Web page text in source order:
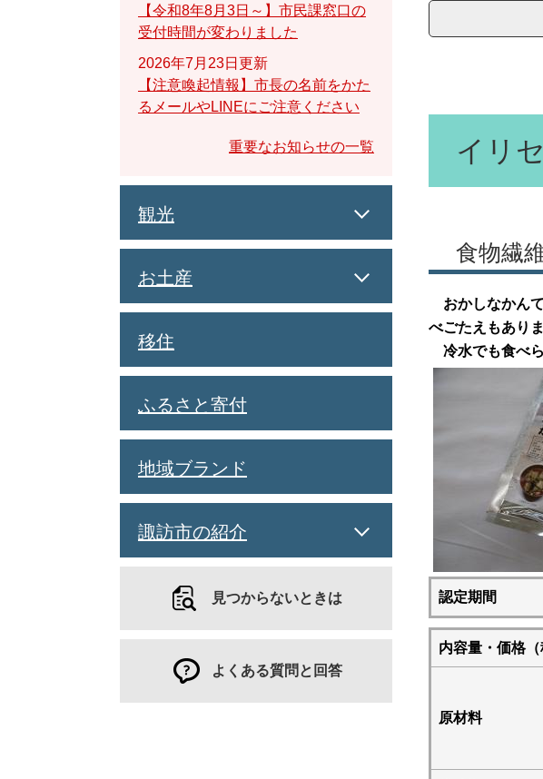
イリ
食物繊
おかしなかん
べごたえもありま
冷水でも食べら
認定期間
内容量・価格（
原材料
【令和8年8月3日～】市民課窓口の
受付時間が変わりました
2026年7月23日更新
【注意喚起情報】市長の名前をかた
るメールやLINEにご注意ください
重要なお知らせの一覧
観光
お土産
移住
ふるさと寄付
地域ブランド
諏訪市の紹介
見つからないときは
よくある質問と回答